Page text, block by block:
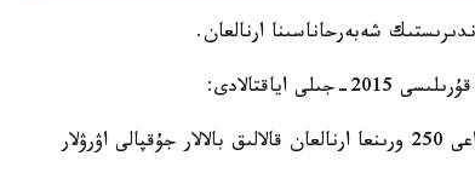
1. قابانباي باتىر داڭعىلى مەن 30№ كوشەلەردىڭ قيىلىسىنداعى 250 ورىنعا ارنالعان قالالىق بالالار جۇقپالى اۋرۋلار